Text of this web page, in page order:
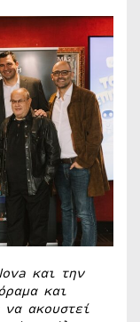
και την
και
ακουστεί